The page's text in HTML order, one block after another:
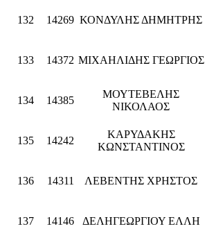
132 14269 ΚΟΝΔΥΛΗΣ ΔΗΜΗΤΡΗΣ
133 14372 ΜΙΧΑΗΛΙΔΗΣ ΓΕΩΡΓΙΟΣ
134 14385
ΜΟΥΤΕΒΕΛΗΣ
ΝΙΚΟΛΑΟΣ
135 14242
ΚΑΡΥΔΑΚΗΣ
ΚΩΝΣΤΑΝΤΙΝΟΣ
136 14311 ΛΕΒΕΝΤΗΣ ΧΡΗΣΤΟΣ
137 14146 ΔΕΛΗΓΕΩΡΓΙΟΥ ΕΛΛΗ